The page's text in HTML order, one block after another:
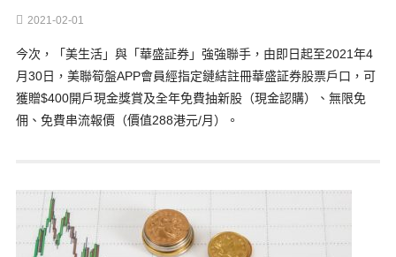
2021-02-01
今次，「美生活」與「華盛証券」強強聯手，由即日起至2021年4
月30日，美聯筍盤APP會員經指定鏈結註冊華盛証券股票戶口，可
獲贈$400開戶現金獎賞及全年免費抽新股（現金認購）、無限免
佣、免費串流報價（價值288港元/月）。